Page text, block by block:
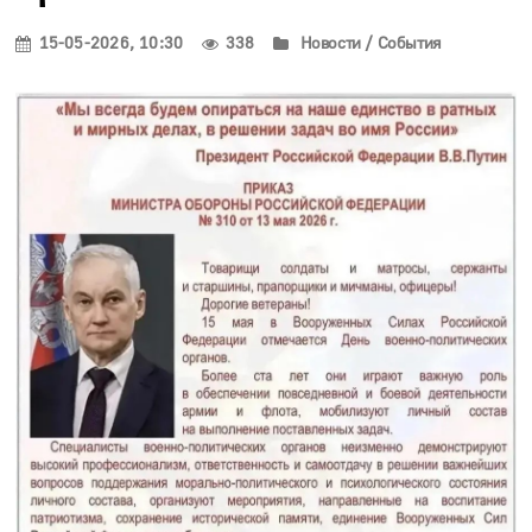
15-05-2026, 10:30 338 Новости / События